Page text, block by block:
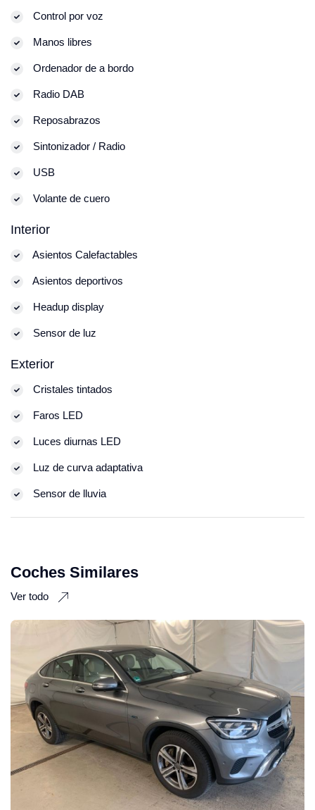
Control por voz
Manos libres
Ordenador de a bordo
Radio DAB
Reposabrazos
Sintonizador / Radio
USB
Volante de cuero
Interior
Asientos Calefactables
Asientos deportivos
Headup display
Sensor de luz
Exterior
Cristales tintados
Faros LED
Luces diurnas LED
Luz de curva adaptativa
Sensor de lluvia
Coches Similares
Ver todo